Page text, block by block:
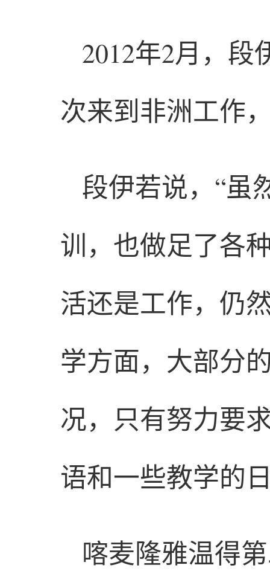
2012年2月，
次来到非洲工作
段伊若说，“虽
训，也做足了各
活还是工作，仍
学方面，大部分
况，只有努力要
语和一些教学的
喀麦隆雅温得